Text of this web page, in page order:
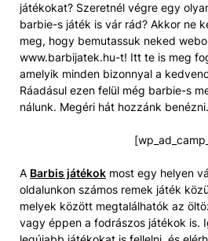
játékokat? Szeretnél végre egy
barbie-s játék is vár rád? Akkor ne
meg, hogy bemutassuk neked
www.barbijatek.hu-t! Itt te is meg
amelyik minden bizonnyal a
Ráadásul ezen felül még barbie-s
nálunk. Megéri hát hozzánk benézni.
A Barbis játékok most egy helyen
oldalunkon számos remek játék
melyek között megtalálhatók az
vagy éppen a fodrászos játékok is.